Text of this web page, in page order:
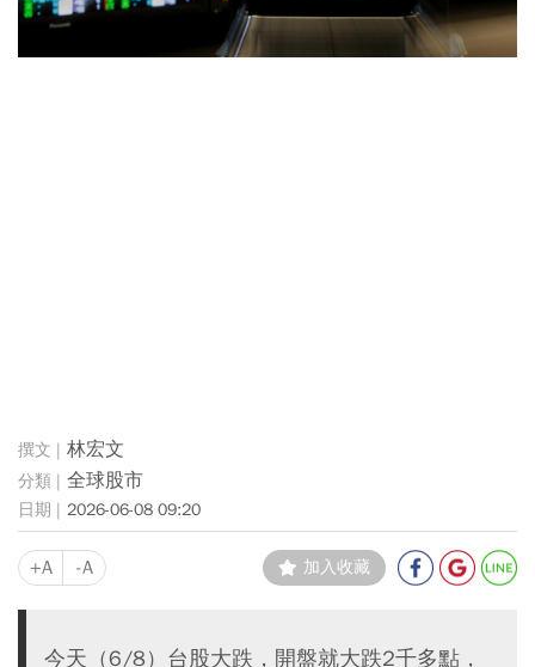
林宏文
全球股市
2026-06-08 09:20
+A -A 加入收藏
今天（6/8）台股大跌，開盤就大跌2千多點，